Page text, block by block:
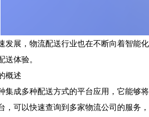
发展，物流配送行业也在不断向着智能
体验。
概述
集成多种配送方式的平台应用，它能够
，可以快速查询到多家物流公司的服务